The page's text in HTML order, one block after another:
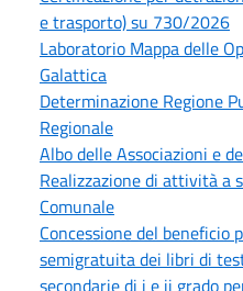
e trasporto) su 730/2026
Laboratorio Mappa delle
Galattica
Determinazione Regione
Regionale
Albo delle Associazioni e
Realizzazione di attività a
Comunale
Concessione del
semigratuita dei libri di
secondarie di i e ii grado